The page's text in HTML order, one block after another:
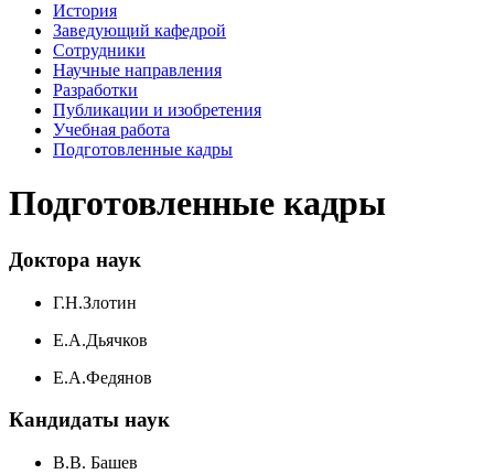
История
Заведующий кафедрой
Сотрудники
Научные направления
Разработки
Публикации и изобретения
Учебная работа
Подготовленные кадры
Подготовленные кадры
Доктора наук
Г.Н.Злотин
Е.А.Дьячков
Е.А.Федянов
Кандидаты наук
В.В. Башев